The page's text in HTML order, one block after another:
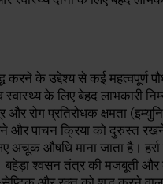
के उद्देश्य से कई महत्वपूर्ण
के लिए बेहद लाभकारी
रोग प्रतिरोधक क्षमता
और पाचन क्रिया को दुरुस्त
अचूक औषधि माना जाता है।
​बहेड़ा श्वसन तंत्र की मजबूती